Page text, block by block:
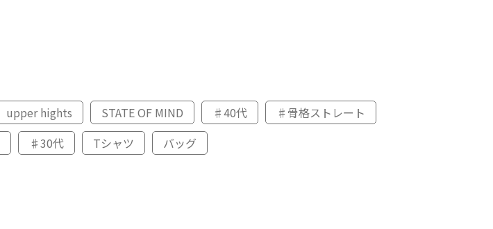
upper hights STATE OF MIND ♯40代
♯骨格ストレート
♯30代 Tシャツ バッグ